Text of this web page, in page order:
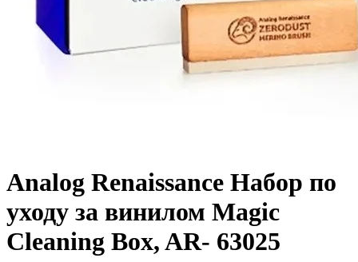
Analog Renaissance Набор по
уходу за винилом Magic
Cleaning Box, AR- 63025